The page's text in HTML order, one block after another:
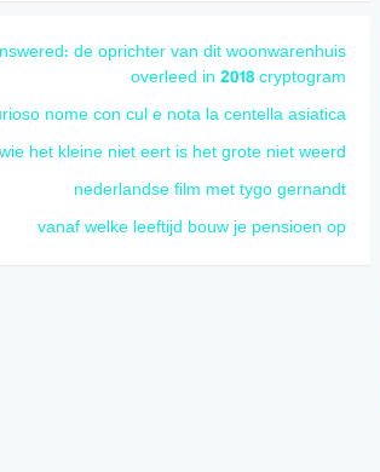
de oprichter van dit woonwarenhuis
overleed in 2018 cryptogram
nome con cul e nota la centella asiatica?
wie het kleine niet eert is het grote niet weerd
nederlandse film met tygo gernandt
vanaf welke leeftijd bouw je pensioen op